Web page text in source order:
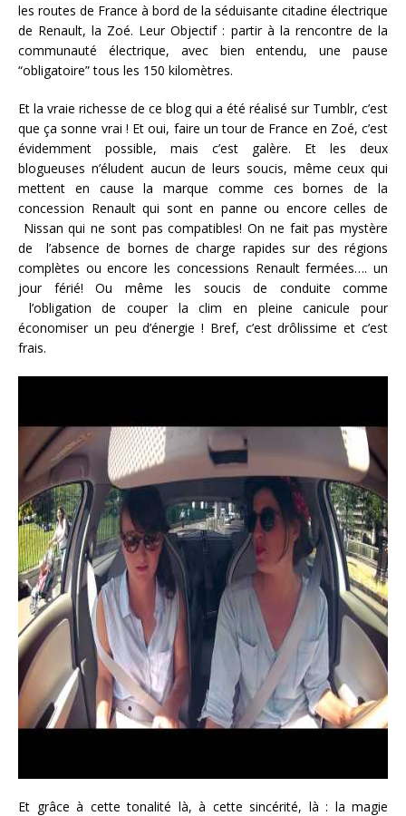
les routes de France à bord de la séduisante citadine électrique
de Renault, la Zoé. Leur Objectif : partir à la rencontre de la
communauté électrique, avec bien entendu, une pause
“obligatoire” tous les 150 kilomètres.
Et la vraie richesse de ce blog qui a été réalisé sur Tumblr, c’est
que ça sonne vrai ! Et oui, faire un tour de France en Zoé, c’est
évidemment possible, mais c’est galère. Et les deux
blogueuses n’éludent aucun de leurs soucis, même ceux qui
mettent en cause la marque comme ces bornes de la
concession Renault qui sont en panne ou encore celles de
Nissan qui ne sont pas compatibles! On ne fait pas mystère
de l’absence de bornes de charge rapides sur des régions
complètes ou encore les concessions Renault fermées…. un
jour férié! Ou même les soucis de conduite comme
l’obligation de couper la clim en pleine canicule pour
économiser un peu d’énergie ! Bref, c’est drôlissime et c’est
frais.
Et grâce à cette tonalité là, à cette sincérité, là : la magie